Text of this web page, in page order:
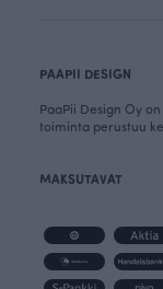
PAAPII DESIGN
PaaPii Design Oy
toiminta perustuu
MAKSUTAVAT